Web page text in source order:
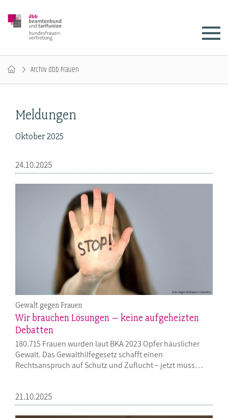
Archiv dbb Frauen
Meldungen
Oktober 2025
24.10.2025
Gewalt gegen Frauen
Wir brauchen Lösungen – keine aufgeheizten
Debatten
180.715 Frauen wurden laut BKA 2023 Opfer häuslicher
Gewalt. Das Gewalthilfegesetz schafft einen
Rechtsanspruch auf Schutz und Zuflucht – jetzt muss…
21.10.2025